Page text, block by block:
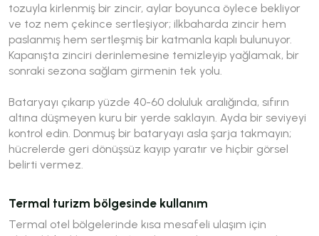
tozuyla kirlenmiş bir zincir, aylar boyunca öylece bekliyor
ve toz nem çekince sertleşiyor; ilkbaharda zincir hem
paslanmış hem sertleşmiş bir katmanla kaplı bulunuyor.
Kapanışta zinciri derinlemesine temizleyip yağlamak, bir
sonraki sezona sağlam girmenin tek yolu.
Bataryayı çıkarıp yüzde 40-60 doluluk aralığında, sıfırın
altına düşmeyen kuru bir yerde saklayın. Ayda bir seviyeyi
kontrol edin. Donmuş bir bataryayı asla şarja takmayın;
hücrelerde geri dönüşsüz kayıp yaratır ve hiçbir görsel
belirti vermez.
Termal turizm bölgesinde kullanım
Termal otel bölgelerinde kısa mesafeli ulaşım için